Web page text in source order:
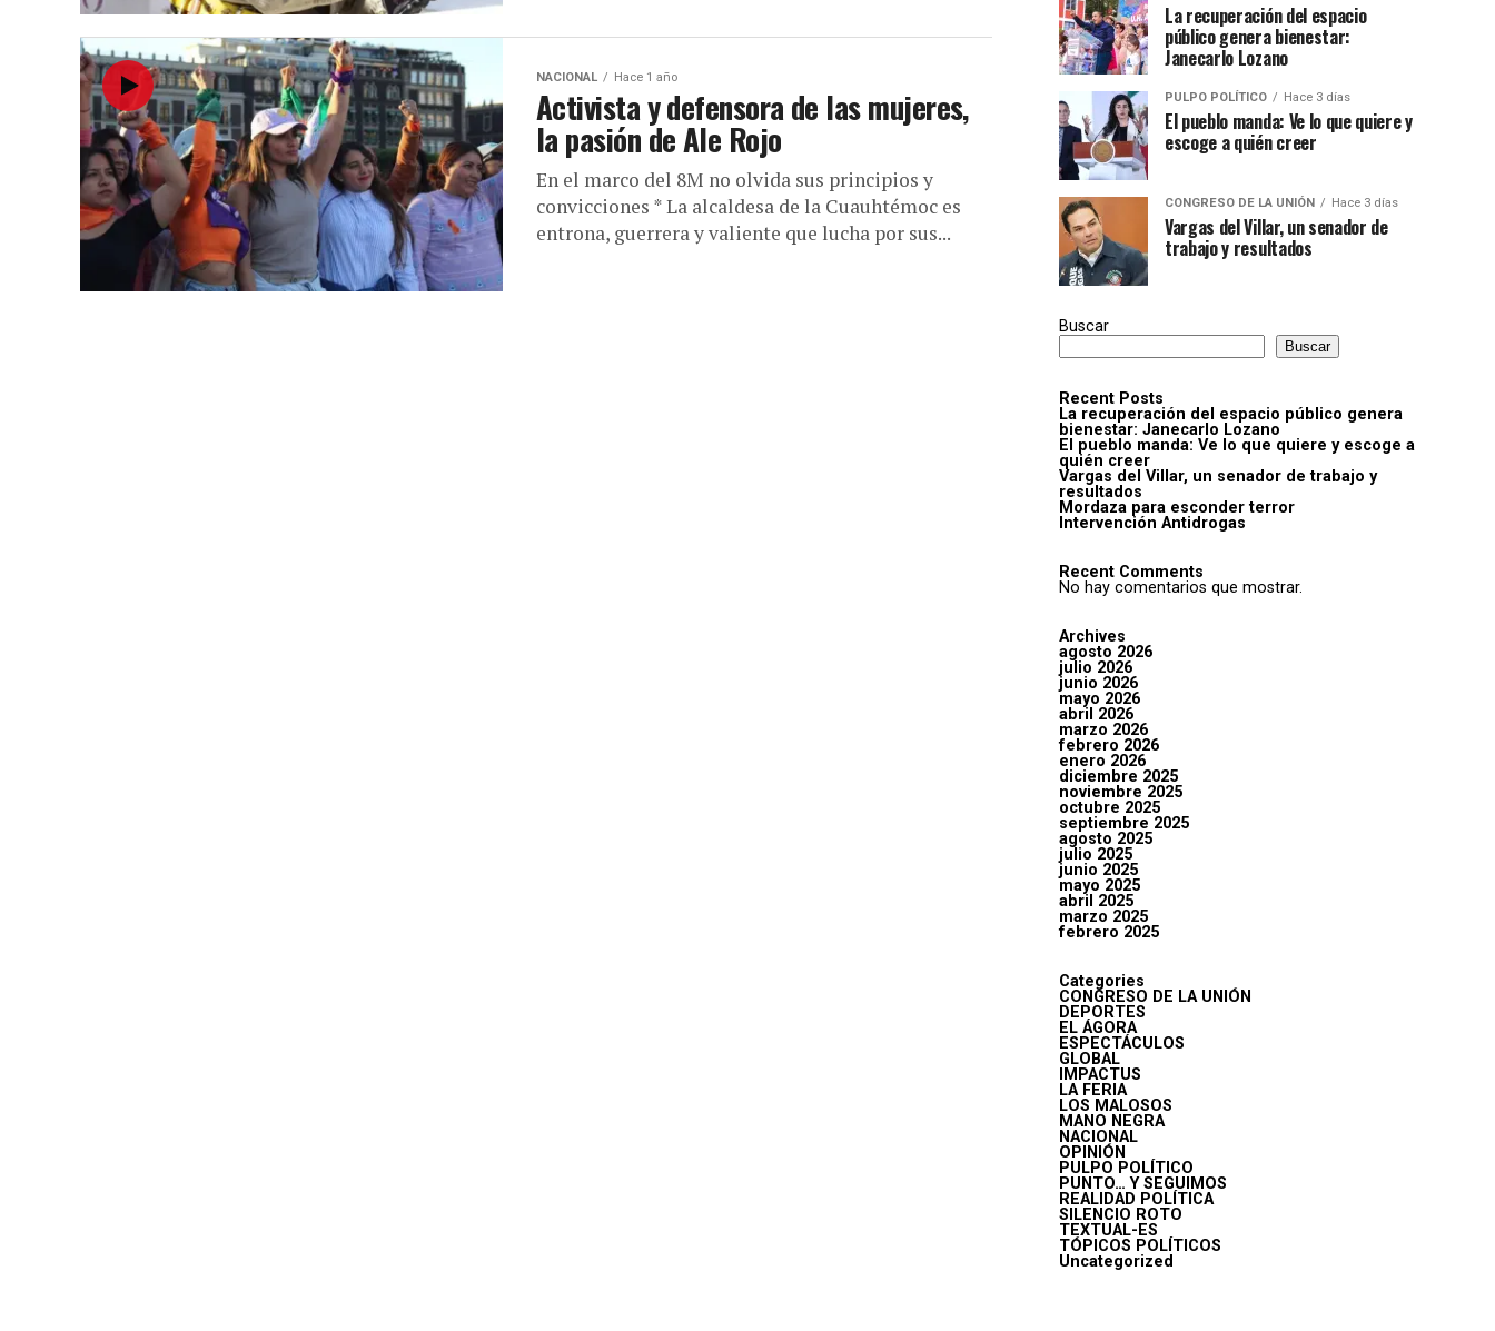
NACIONAL Hace 1 año
Activista y defensora de las mujeres,
la pasión de Ale Rojo
En el marco del 8M no olvida sus principios y
convicciones * La alcaldesa de la Cuauhtémoc es
entrona, guerrera y valiente que lucha por sus...
La recuperación del espacio
público genera bienestar:
Janecarlo Lozano
PULPO POLÍTICO Hace 3 días
El pueblo manda: Ve lo que quiere y
escoge a quién creer
CONGRESO DE LA UNIÓN Hace 3 días
Vargas del Villar, un senador de
trabajo y resultados
Buscar
Buscar
Recent Posts
La recuperación del espacio público genera
bienestar: Janecarlo Lozano
El pueblo manda: Ve lo que quiere y escoge a
quién creer
Vargas del Villar, un senador de trabajo y
resultados
Mordaza para esconder terror
Intervención Antidrogas
Recent Comments
No hay comentarios que mostrar.
Archives
agosto 2026
julio 2026
junio 2026
mayo 2026
abril 2026
marzo 2026
febrero 2026
enero 2026
diciembre 2025
noviembre 2025
octubre 2025
septiembre 2025
agosto 2025
julio 2025
junio 2025
mayo 2025
abril 2025
marzo 2025
febrero 2025
Categories
CONGRESO DE LA UNIÓN
DEPORTES
EL ÁGORA
ESPECTÁCULOS
GLOBAL
IMPACTUS
LA FERIA
LOS MALOSOS
MANO NEGRA
NACIONAL
OPINIÓN
PULPO POLÍTICO
PUNTO… Y SEGUIMOS
REALIDAD POLÍTICA
SILENCIO ROTO
TEXTUAL-ES
TÓPICOS POLÍTICOS
Uncategorized